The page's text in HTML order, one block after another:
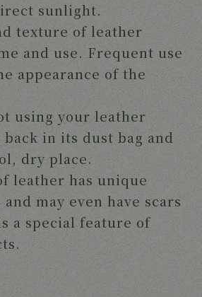
sunlight.
texture of leather
and use. Frequent use
appearance of the
using your leather
in its dust bag and
dry place.
leather has unique
may even have scars
a special feature of